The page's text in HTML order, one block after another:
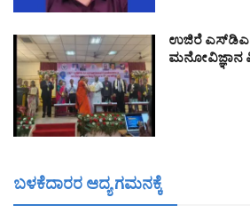
ಉಜಿರೆ ಎಸ್‌ಡಿಎಂ
ಮನೋವಿಜ್ಞಾನ
ಬಳಕೆದಾರರ ಆದ್ಯ ಗಮನಕ್ಕೆ